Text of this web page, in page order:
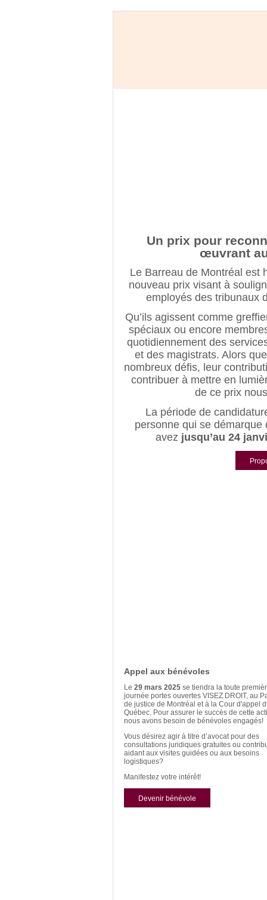
Un prix pour
œuvrant
Le Barreau de Montréal est
nouveau prix visant à
employés des tribunaux
Qu’ils agissent comme
spéciaux ou encore
quotidiennement des
et des magistrats. Alors
nombreux défis, leur
contribuer à mettre en
de ce prix
La période de
personne qui se démarque
avez jusqu’au 24
Appel aux bénévoles
Le 29 mars 2025 se tiendra la toute
journée portes ouvertes VISEZ DROIT, au
de justice de Montréal et à la Cour d'appel
Québec. Pour assurer le succès de cette
nous avons besoin de bénévoles engagés!
Vous désirez agir à titre d’avocat pour des
consultations juridiques gratuites ou
aidant aux visites guidées ou aux besoins
logistiques?
Manifestez votre intérêt!
Devenir bénévole